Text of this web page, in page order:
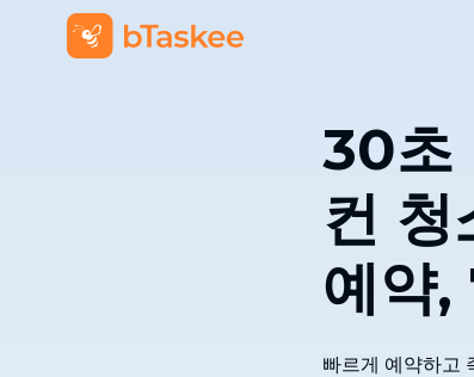
30초
컨 청
예약,
빠르게 예약하고